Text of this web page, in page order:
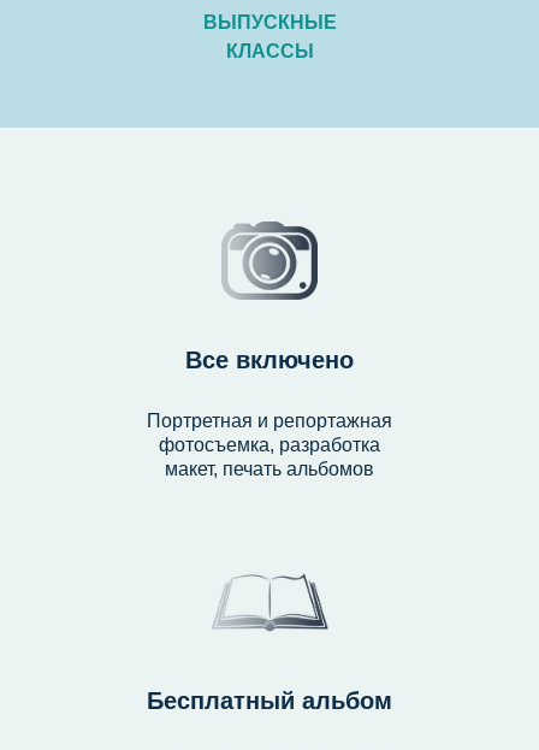
ВЫПУСКНЫЕ
КЛАССЫ
Портретная и репортажная
фотосъемка, разработка
макет, печать альбомов
Все включено
Бесплатный альбом